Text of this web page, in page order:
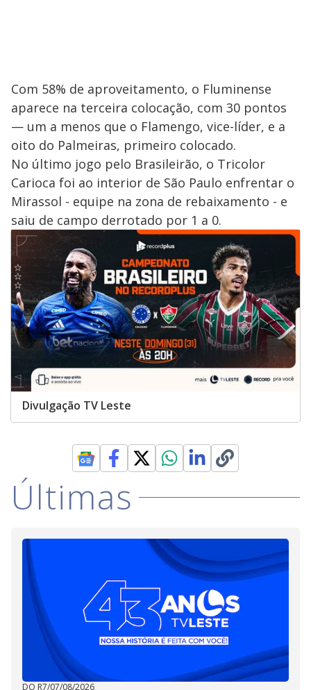
Com 58% de aproveitamento, o Fluminense
aparece na terceira colocação, com 30 pontos
— um a menos que o Flamengo, vice-líder, e a
oito do Palmeiras, primeiro colocado.
No último jogo pelo Brasileirão, o Tricolor
Carioca foi ao interior de São Paulo enfrentar o
Mirassol - equipe na zona de rebaixamento - e
saiu de campo derrotado por 1 a 0.
Divulgação TV Leste
Últimas
DO R7/07/08/2026